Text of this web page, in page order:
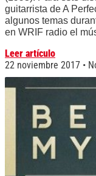
guitarrista de A
algunos temas
en WRIF radio el
Leer artículo
22 noviembre 2017